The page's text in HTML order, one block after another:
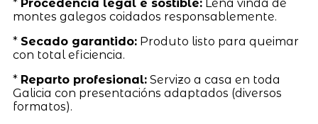
* Procedencia legal e sostible:Leña vinda de
montes galegos coidados responsablemente.
* Secado garantido:Produto listo para queimar
con total eficiencia.
* Reparto profesional:Servizo a casa en toda
Galicia con presentacións adaptados (diversos
formatos).